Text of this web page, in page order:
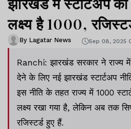
लक्ष्य है 1000,
By Lagatar News Sep 08, 2025
Ranchi: झारखंड सरकार ने राज्य में
देने के लिए नई झारखंड स्टार्टअप
इस नीति के तहत राज्य में 1000
लक्ष्य रखा गया है, लेकिन अब तक
रजिस्टर्ड हुए हैं.